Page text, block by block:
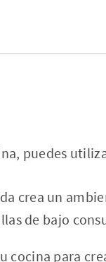
puedes
crea un
de bajo
cocina para